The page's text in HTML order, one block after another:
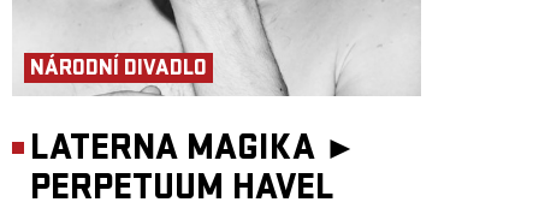
NÁRODNÍ DIVADLO
LATERNA MAGIKA ►
PERPETUUM HAVEL